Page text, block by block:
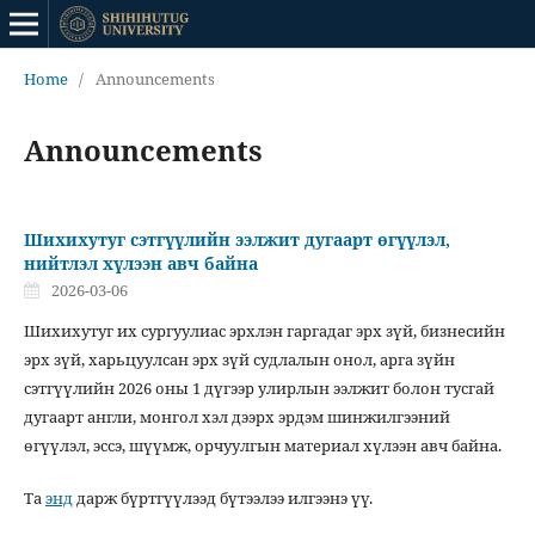
Home / Announcements
Announcements
Шихихутуг сэтгүүлийн ээлжит дугаарт өгүүлэл,
нийтлэл хүлээн авч байна
2026-03-06
Шихихутуг их сургуулиас эрхлэн гаргадаг эрх зүй, бизнесийн
эрх зүй, харьцуулсан эрх зүй судлалын онол, арга зүйн
сэтгүүлийн 2026 оны 1 дүгээр улирлын ээлжит болон тусгай
дугаарт англи, монгол хэл дээрх эрдэм шинжилгээний
өгүүлэл, эссэ, шүүмж, орчуулгын материал хүлээн авч байна.
Таэнддарж бүртгүүлээд бүтээлээ илгээнэ үү.